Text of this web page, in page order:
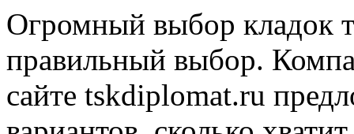
Огромный выбор кладок
правильный выбор.
сайте tskdiplomat.ru